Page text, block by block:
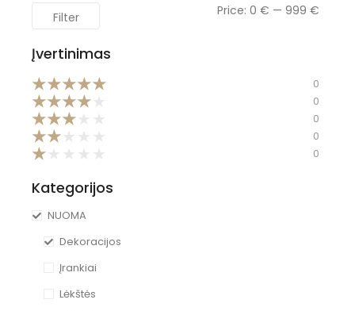
Filter Price: 0 € — 999 €
Įvertinimas
★★★★★ 0
★★★★ 0
★★★ 0
★★ 0
★ 0
Kategorijos
NUOMA
Dekoracijos
Įrankiai
Lėkštės